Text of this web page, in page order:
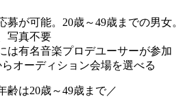
募が可能。20歳～49歳までの男女。
写真不要
は有名音楽プロデユーサーが参加
オーディション会場を選べる
齢は20歳～49歳まで／